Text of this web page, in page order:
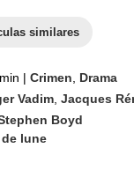
similares
| Crimen
Drama
Vadim Jacques
Boyd
lune